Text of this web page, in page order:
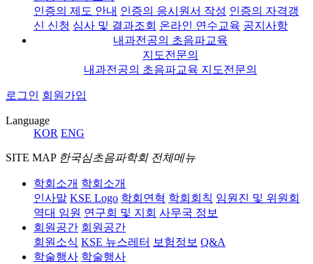
인증의 제도 안내 인증의 응시원서 작성 인증의 자격갱
신 신청 심사 및 결과조회 온라인 연수교육 공지사항
내과전공의 초음파교육
지도전문의
내과전공의 초음파교육 지도전문의
로그인 회원가입
Language
KOR ENG
SITE MAP 한국심초음파학회 전체메뉴
학회소개 학회소개
인사말 KSE Logo 학회연혁 학회회칙 임원진 및 위원회
역대 임원 연구회 및 지회 사무국 정보
회원공간 회원공간
회원소식 KSE 뉴스레터 보험정보 Q&A
학술행사 학술행사